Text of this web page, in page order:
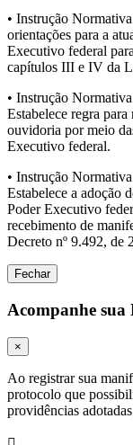
• Instrução
orientações para a
Executivo federal
capítulos III e IV da
• Instrução
Estabelece regra
ouvidoria por meio
Executivo federal.
• Instrução
Estabelece a adoção
Poder Executivo
recebimento de
Decreto nº 9.492, de
Fechar
Acompanhe sua
×
Ao registrar sua
protocolo que
providências